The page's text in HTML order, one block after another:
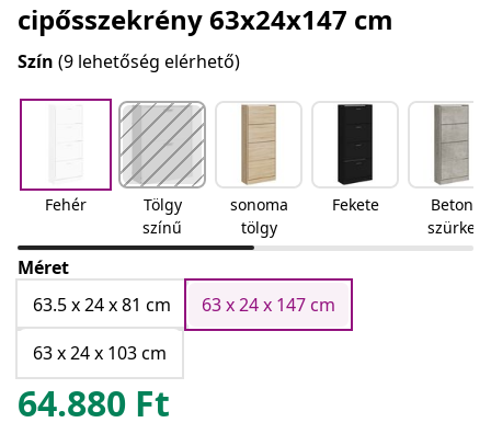
cipősszekrény 63x24x147 cm
Szín (9 lehetőség elérhető)
Fehér
Tölgy
színű
sonoma
tölgy
Fekete
Beton
szürke
Méret
63.5 x 24 x 81 cm
63 x 24 x 147 cm
63 x 24 x 103 cm
64.880 Ft